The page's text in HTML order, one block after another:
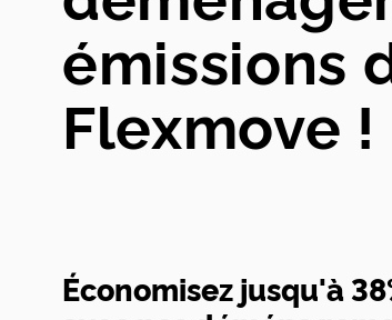
émissions
Flexmove !
Économisez jusqu'à